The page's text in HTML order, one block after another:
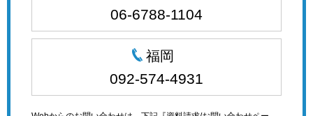
06-6788-1104
福岡
092-574-4931